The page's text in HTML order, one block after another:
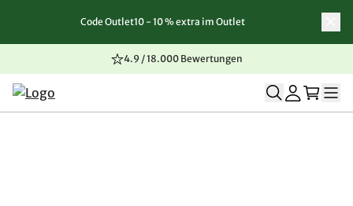
Zum Inhalt springen
Zur Navigation springen
Zum Seitenende springen
Code Outlet10 - 10 % extra im Outlet
4.9 / 18.000 Bewertungen